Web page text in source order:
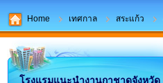
Home เทศกาล สระแก้ว
โรงแรมแนะนำงานกาชาดจังหวัด